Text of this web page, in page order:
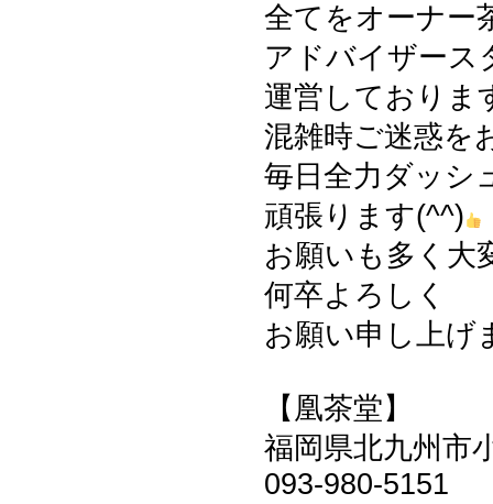
全てをオーナー
アドバイザース
運営しておりま
混雑時ご迷惑を
毎日全力ダッシ
頑張ります(^^)
お願いも多く大
何卒よろしく
お願い申し上げ
【凰茶堂】
福岡県北九州市
093-980-5151